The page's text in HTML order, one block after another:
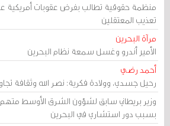
منظمة حقوقية تطالب بفرض عقوبات أمريكية
تعذيب المعتقلين
مرآة البحرين
الأمير أندرو وغسل سمعة نظام البحرين
أحمد رضي
رحيل جسدي، وولادة فكرية: نصر الله وثقافة
وزير بريطاني سابق لشؤون الشرق الأوسط
بسبب دور استشاري في البحرين